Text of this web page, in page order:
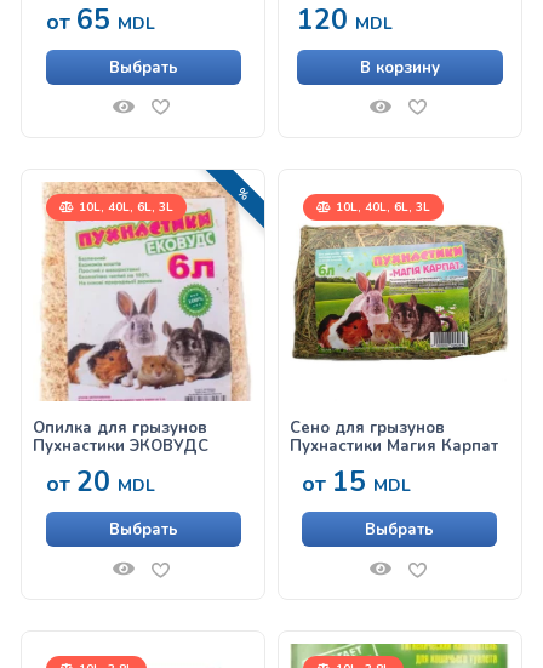
от 65 MDL
Выбрать
120 MDL
В корзину
10L, 40L, 6L, 3L
РАСПРОДАЖА!
Опилка для грызунов
Пухнастики ЭКОВУДС
от 20 MDL
Выбрать
10L, 40L, 6L, 3L
Сено для грызунов
Пухнастики Магия Карпат
от 15 MDL
Выбрать